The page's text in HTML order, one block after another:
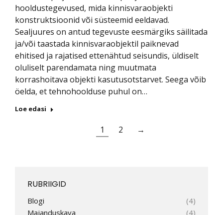
hooldustegevused, mida kinnisvaraobjekti
konstruktsioonid või süsteemid eeldavad.
Sealjuures on antud tegevuste eesmärgiks säilitada
ja/või taastada kinnisvaraobjektil paiknevad
ehitised ja rajatised ettenähtud seisundis, üldiselt
oluliselt parendamata ning muutmata
korrashoitava objekti kasutusotstarvet. Seega võib
öelda, et tehnohoolduse puhul on…
Loe edasi
1 2 →
RUBRIIGID
Blogi
(4)
Majanduskava
(4)